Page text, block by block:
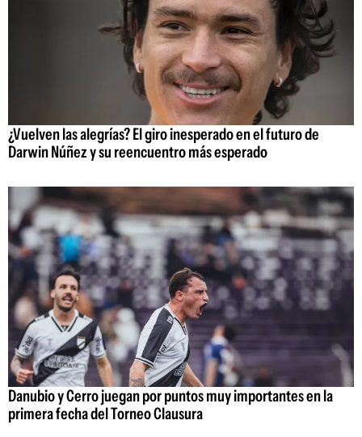
¿Vuelven las alegrías? El giro inesperado en el futuro de
Darwin Núñez y su reencuentro más esperado
Danubio y Cerro juegan por puntos muy importantes en la
primera fecha del Torneo Clausura